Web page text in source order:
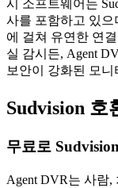
시 소프트웨어는
사를 포함하고 있으
에 걸쳐 유연한 연
실 감시든, Agent
보안이 강화된 모
Sudvision 호
무료로
Agent DVR는 사람,